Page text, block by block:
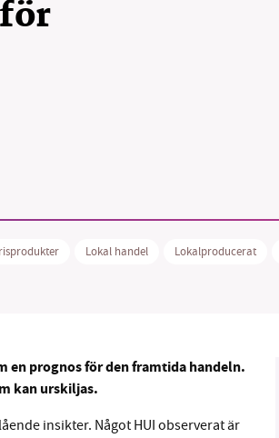
Lokal handel Lokalproducerat
en prognos för den framtida handeln.
kan urskiljas.
insikter. Något HUI observerat är
Nu vill vi utveckla vårt
att du vill hjälpa oss.